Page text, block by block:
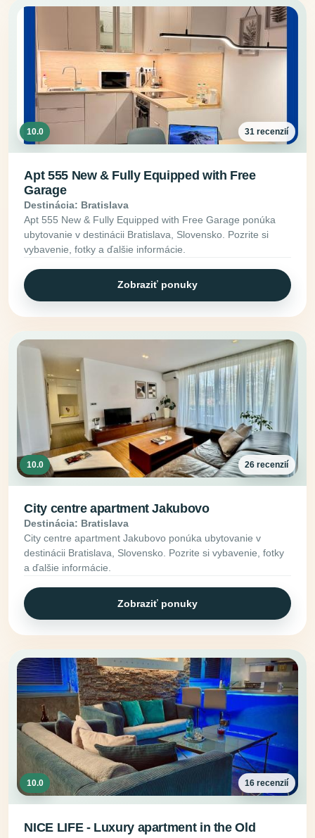
10.0 31 recenzií
Apt 555 New & Fully Equipped with Free
Garage
Destinácia: Bratislava
Apt 555 New & Fully Equipped with Free Garage ponúka
ubytovanie v destinácii Bratislava, Slovensko. Pozrite si
vybavenie, fotky a ďalšie informácie.
Zobraziť ponuky
10.0 26 recenzií
City centre apartment Jakubovo
Destinácia: Bratislava
City centre apartment Jakubovo ponúka ubytovanie v
destinácii Bratislava, Slovensko. Pozrite si vybavenie, fotky
a ďalšie informácie.
Zobraziť ponuky
10.0 16 recenzií
NICE LIFE - Luxury apartment in the Old